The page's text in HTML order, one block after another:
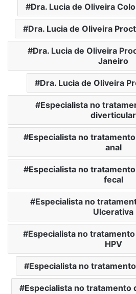
Dra. Lucia de Oliveira
Dra. Lucia de Oliveira
Dra. Lucia de Oliveira
Janeiro
Dra. Lucia de Oliveira
Especialista no
diverticular
Especialista no
anal
Especialista no
fecal
Especialista no
Ulcerativa
Especialista no
HPV
Especialista no
Especialista no tratamento